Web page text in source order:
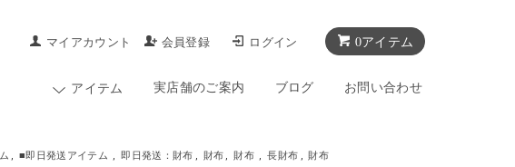
0アイテム
マイアカウント 会員登録 ログイン
アイテム 実店舗のご案内 ブログ お問い合わせ
, ■即日発送アイテム , 即日発送：財布 , 財布 , 財布 , 長財布 , 財布